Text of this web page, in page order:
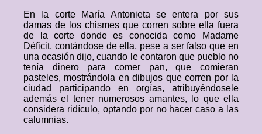
En la corte María Antonieta se entera por sus
damas de los chismes que corren sobre ella fuera
de la corte donde es conocida como Madame
Déficit, contándose de ella, pese a ser falso que en
una ocasión dijo, cuando le contaron que pueblo no
tenía dinero para comer pan, que comieran
pasteles, mostrándola en dibujos que corren por la
ciudad participando en orgías, atribuyéndosele
además el tener numerosos amantes, lo que ella
considera ridículo, optando por no hacer caso a las
calumnias.